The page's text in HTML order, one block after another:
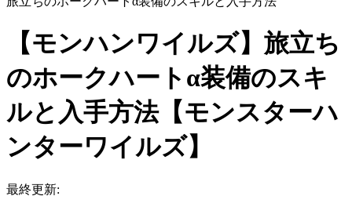
【モンハンワイルズ】旅立ち
のホークハートα装備のスキ
ルと入手方法【モンスターハ
ンターワイルズ】
最終更新: